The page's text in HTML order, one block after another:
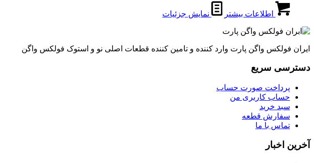
اطلاعات بیشتر نمایش جزئیات
ایران فولکس واگن پارت وارد کننده و تامین کننده قطعات اصلی نو و استوک فولکس واگن
دسترسی سریع
پرداخت صورت حساب
حساب کاربری من
سبد خرید
سفارش قطعه
تماس با ما
آخرین اخبار